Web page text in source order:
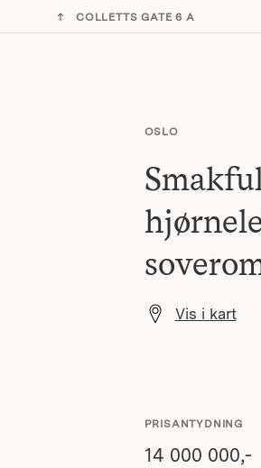
COLLETTS GATE 6 A
OSLO
Vis i kart
PRISANTYDNING
14 000 000,-